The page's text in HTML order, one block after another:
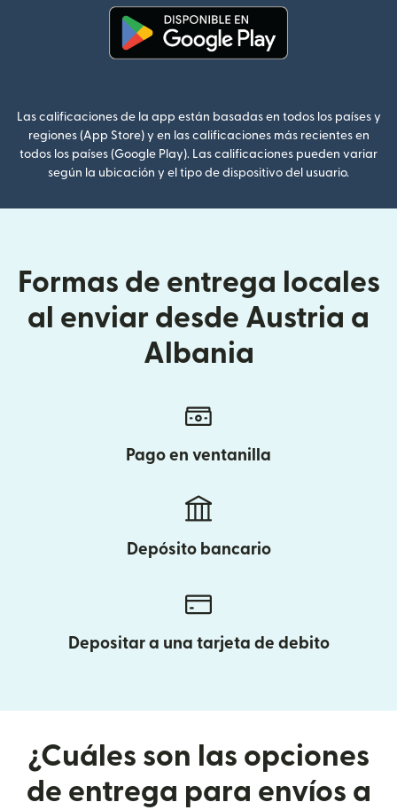
Las calificaciones de la app están basadas en todos los países y
regiones (App Store) y en las calificaciones más recientes en
todos los países (Google Play). Las calificaciones pueden variar
según la ubicación y el tipo de dispositivo del usuario.
Formas de entrega locales
al enviar desde Austria a
Albania
Pago en ventanilla
Depósito bancario
Depositar a una tarjeta de debito
¿Cuáles son las opciones
de entrega para envíos a